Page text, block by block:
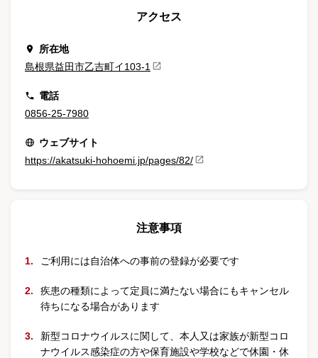
アクセス
所在地
島根県益田市乙吉町イ103-1
電話
0856-25-7980
ウェブサイト
https://akatsuki-hohoemi.jp/pages/82/
注意事項
ご利用には自治体への事前の登録が必要です
疾患の種類によって定員に満たない場合にもキャンセル
待ちになる場合があります
新型コロナウイルスに関して、本人又は家族が新型コロ
ナウイルス感染症の方や保育施設や学校などで休園・休